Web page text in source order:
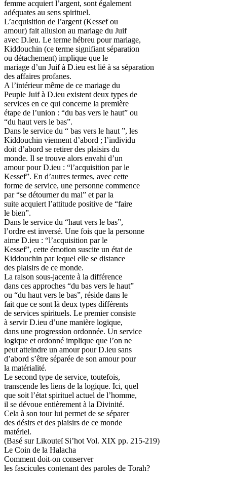
femme acquiert l’argent, sont également
adéquates au sens spirituel.
L’acquisition de l’argent (Kessef ou
amour) fait allusion au mariage du Juif
avec D.ieu. Le terme hébreu pour mariage,
Kiddouchin (ce terme signifiant séparation
ou détachement) implique que le
mariage d’un Juif à D.ieu est lié à sa séparation
des affaires profanes.
A l’intérieur même de ce mariage du
Peuple Juif à D.ieu existent deux types de
services en ce qui concerne la première
étape de l’union : “du bas vers le haut” ou
“du haut vers le bas”.
Dans le service du “ bas vers le haut ”, les
Kiddouchin viennent d’abord ; l’individu
doit d’abord se retirer des plaisirs du
monde. Il se trouve alors envahi d’un
amour pour D.ieu : “l’acquisition par le
Kessef”. En d’autres termes, avec cette
forme de service, une personne commence
par “se détourner du mal” et par la
suite acquiert l’attitude positive de “faire
le bien”.
Dans le service du “haut vers le bas”,
l’ordre est inversé. Une fois que la personne
aime D.ieu : “l’acquisition par le
Kessef”, cette émotion suscite un état de
Kiddouchin par lequel elle se distance
des plaisirs de ce monde.
La raison sous-jacente à la différence
dans ces approches “du bas vers le haut”
ou “du haut vers le bas”, réside dans le
fait que ce sont là deux types différents
de services spirituels. Le premier consiste
à servir D.ieu d’une manière logique,
dans une progression ordonnée. Un service
logique et ordonné implique que l’on ne
peut atteindre un amour pour D.ieu sans
d’abord s’être séparée de son amour pour
la matérialité.
Le second type de service, toutefois,
transcende les liens de la logique. Ici, quel
que soit l’état spirituel actuel de l’homme,
il se dévoue entièrement à la Divinité.
Cela à son tour lui permet de se séparer
des désirs et des plaisirs de ce monde
matériel.
(Basé sur Likouteï Si’hot Vol. XIX pp. 215-219)
Le Coin de la Halacha
Comment doit-on conserver
les fascicules contenant des paroles de Torah?